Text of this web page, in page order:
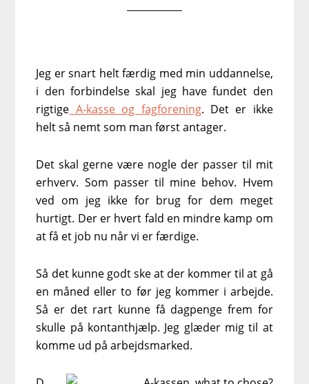
Jeg er snart helt færdig med min uddannelse,
i den forbindelse skal jeg have fundet den
rigtige A-kasse og fagforening. Det er ikke
helt så nemt som man først antager.
Det skal gerne være nogle der passer til mit
erhverv. Som passer til mine behov. Hvem
ved om jeg ikke for brug for dem meget
hurtigt. Der er hvert fald en mindre kamp om
at få et job nu når vi er færdige.
Så det kunne godt ske at der kommer til at gå
en måned eller to før jeg kommer i arbejde.
Så er det rart kunne få dagpenge frem for
skulle på kontanthjælp. Jeg glæder mig til at
komme ud på arbejdsmarked.